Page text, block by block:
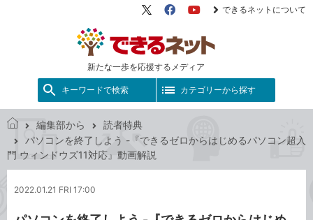
新たな一歩を応援するメディア
X（旧
FacebookYouTube
できるネットについて
キーワードで検索 カテゴリーから探す
き
ッ
編集部から
読者特典
パソコンを終了しよう -『できるゼロからはじめるパソコン超入
門 ウィンドウズ11対応』動画解説
2022.01.21 FRI 17:00